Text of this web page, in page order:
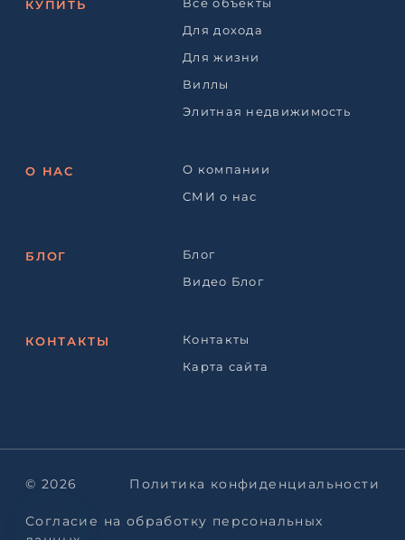
КУПИТЬ
Для дохода
Для жизни
Виллы
Элитная недвижимость
О НАС
О компании
СМИ о нас
БЛОГ
Блог
Видео Блог
КОНТАКТЫ
Контакты
Карта сайта
© 2026 Политика конфиденциальности
Согласие на обработку персональных